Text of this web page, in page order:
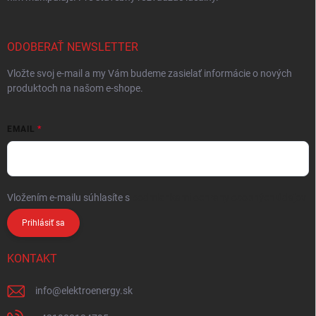
ODOBERAŤ NEWSLETTER
Vložte svoj e-mail a my Vám budeme zasielať informácie o nových
produktoch na našom e-shope.
EMAIL
Vložením e-mailu súhlasíte s
Prihlásiť sa
KONTAKT
info@elektroenergy.sk